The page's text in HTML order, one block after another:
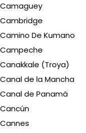
Camaguey
Cambridge
Camino De Kumano
Campeche
Canakkale (Troya)
Canal de la Mancha
Canal de Panamá
Cancún
Cannes